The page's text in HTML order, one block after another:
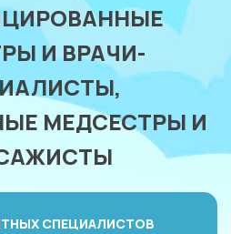
И ВРАЧИ-
МЕДСЕСТРЫ И
СПЕЦИАЛИСТОВ